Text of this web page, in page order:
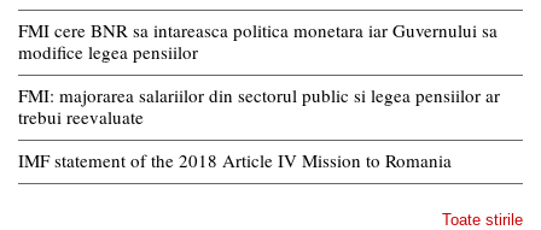
FMI cere BNR sa intareasca politica monetara iar Guvernului sa
modifice legea pensiilor
FMI: majorarea salariilor din sectorul public si legea pensiilor ar
trebui reevaluate
IMF statement of the 2018 Article IV Mission to Romania
Toate stirile